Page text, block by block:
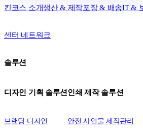
킨코스 소개생산 & 제작포장 & 배송IT &
센터 네트워크
솔루션
디자인 기획 솔루션
브랜딩 디자인
인쇄 제작 솔루션
안전 사인물 제작관리